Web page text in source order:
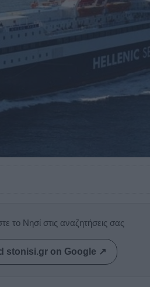
το Νησί στις αναζητήσεις σας
stonisi.gr on Google ↗